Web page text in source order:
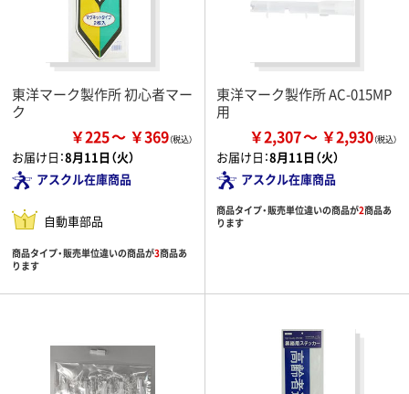
東洋マーク製作所 初心者マー
ク
￥225 ￥369
お届け日：8月11日（火）
アスクル在庫商品
自動車部品
商品タイプ・販売単位違いの商品が3商品あ
ります
東洋マーク製作所 AC-015MP
用
￥2,307 ￥2,930
お届け日：8月11日（火）
アスクル在庫商品
商品タイプ・販売単位違いの商品が2商品あ
ります